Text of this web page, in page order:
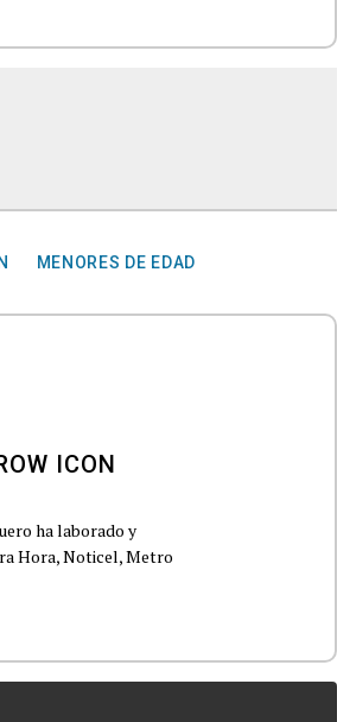
MENORES DE EDAD
ha laborado y
Hora, Noticel, Metro